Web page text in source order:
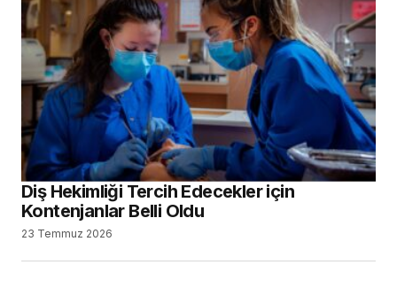
Diş Hekimliği Tercih Edecekler için
Kontenjanlar Belli Oldu
23 Temmuz 2026